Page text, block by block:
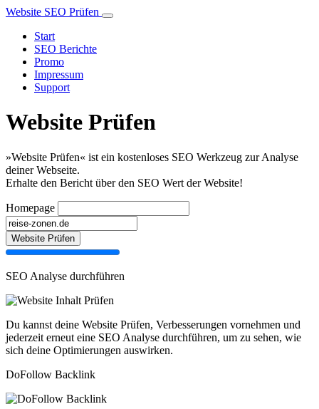
Website SEO Prüfen
Start
SEO Berichte
Promo
Impressum
Support
Website Prüfen
»Website Prüfen« ist ein kostenloses SEO Werkzeug zur Analyse
deiner Webseite.
Erhalte den Bericht über den SEO Wert der Website!
Homepage
Website Prüfen
SEO Analyse durchführen
Du kannst deine Website Prüfen, Verbesserungen vornehmen und
jederzeit erneut eine SEO Analyse durchführen, um zu sehen, wie
sich deine Optimierungen auswirken.
DoFollow Backlink